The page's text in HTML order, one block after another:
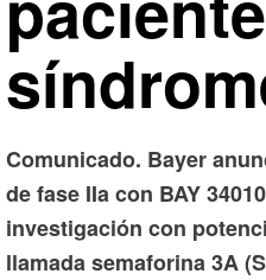
Comunicado. Bayer
de fase IIa con BAY
investigación con
llamada semaforina 3A